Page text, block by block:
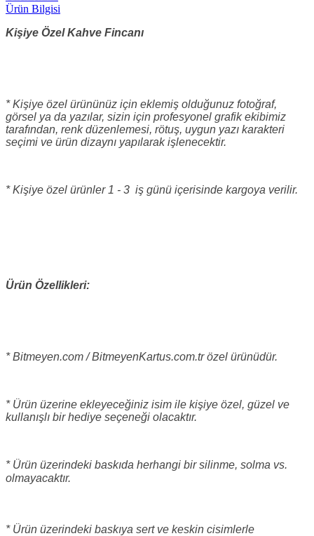
Ürün Bilgisi
Kişiye Özel Kahve Fincanı
* Kişiye özel ürününüz için eklemiş olduğunuz fotoğraf,
görsel ya da yazılar, sizin için profesyonel grafik ekibimiz
tarafından, renk düzenlemesi, rötuş, uygun yazı karakteri
seçimi ve ürün dizaynı yapılarak işlenecektir.
* Kişiye özel ürünler 1 - 3 iş günü içerisinde kargoya verilir.
Ürün Özellikleri:
* Bitmeyen.com / BitmeyenKartus.com.tr özel ürünüdür.
* Ürün üzerine ekleyeceğiniz isim ile kişiye özel, güzel ve
kullanışlı bir hediye seçeneği olacaktır.
* Ürün üzerindeki baskıda herhangi bir silinme, solma vs.
olmayacaktır.
* Ürün üzerindeki baskıya sert ve keskin cisimlerle